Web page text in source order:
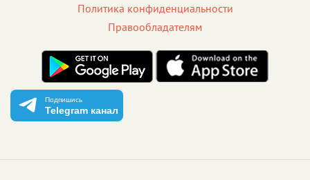
Политика конфиденциальности
Правообладателям
Подпишись
Telegram канал